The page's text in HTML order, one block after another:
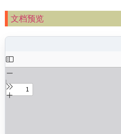
文档预览